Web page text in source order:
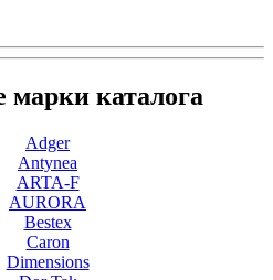
марки каталога
Adger
Antynea
ARTA-F
AURORA
Bestex
Caron
Dimensions